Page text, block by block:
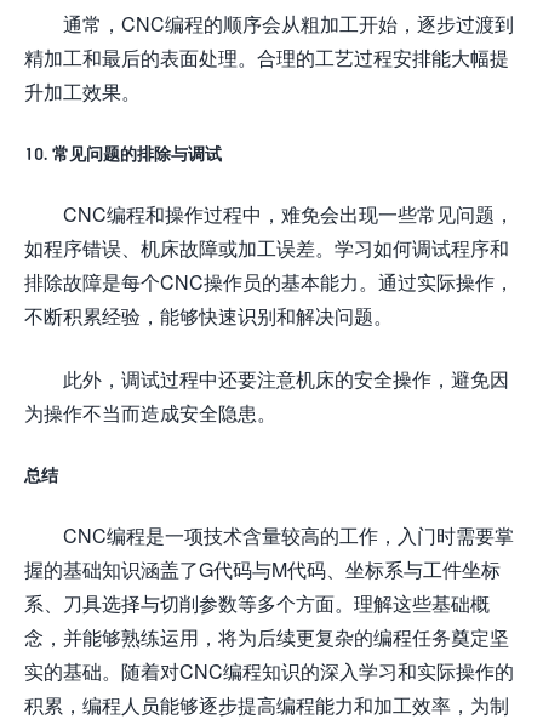
通常，CNC编程的顺序会从粗加工开始，逐步过渡到
精加工和最后的表面处理。合理的工艺过程安排能大幅提
升加工效果。
10. 常见问题的排除与调试
CNC编程和操作过程中，难免会出现一些常见问题，
如程序错误、机床故障或加工误差。学习如何调试程序和
排除故障是每个CNC操作员的基本能力。通过实际操作，
不断积累经验，能够快速识别和解决问题。
此外，调试过程中还要注意机床的安全操作，避免因
为操作不当而造成安全隐患。
总结
CNC编程是一项技术含量较高的工作，入门时需要掌
握的基础知识涵盖了G代码与M代码、坐标系与工件坐标
系、刀具选择与切削参数等多个方面。理解这些基础概
念，并能够熟练运用，将为后续更复杂的编程任务奠定坚
实的基础。随着对CNC编程知识的深入学习和实际操作的
积累，编程人员能够逐步提高编程能力和加工效率，为制